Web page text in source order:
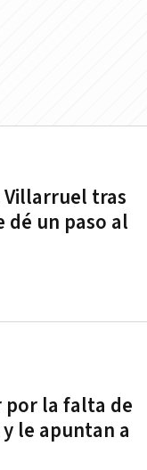
Villarruel tras
dé un paso al
por la falta de
le apuntan a